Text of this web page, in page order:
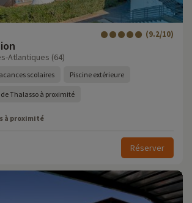
(9.2/10)
Atlantiques (64)
scolaires Piscine extérieure
Thalasso à proximité
à proximité
Réserver